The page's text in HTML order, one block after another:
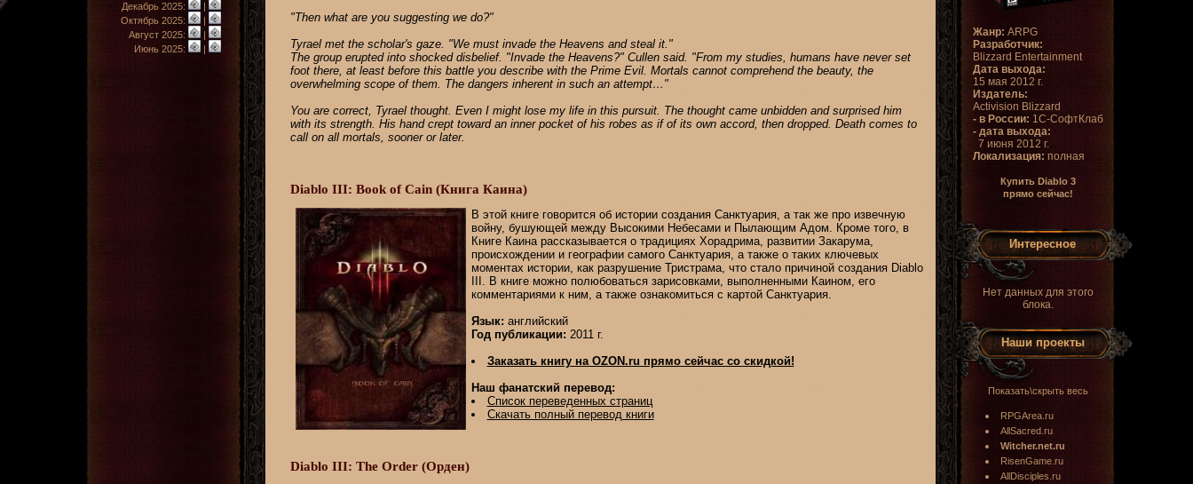
Декабрь 2025:
|
Октябрь 2025:
|
Август 2025:
|
Июнь 2025:
|
"Then what are you suggesting we do?"
Tyrael met the scholar's gaze. "We must invade the Heavens and steal it."
The group erupted into shocked disbelief. "Invade the Heavens?" Cullen said. "From my studies, humans have never set
foot there, at least before this battle you describe with the Prime Evil. Mortals cannot comprehend the beauty, the
overwhelming scope of them. The dangers inherent in such an attempt…"
You are correct, Tyrael thought. Even I might lose my life in this pursuit. The thought came unbidden and surprised him
with its strength. His hand crept toward an inner pocket of his robes as if of its own accord, then dropped. Death comes to
call on all mortals, sooner or later.
Diablo III: Book of Cain (Книга Каина)
В этой книге говорится об истории создания Санктуария, а так же про извечную
войну, бушующей между Высокими Небесами и Пылающим Адом. Кроме того, в
Книге Каина рассказывается о традициях Хорадрима, развитии Закарума,
происхождении и географии самого Санктуария, а также о таких ключевых
моментах истории, как разрушение Тристрама, что стало причиной создания Diablo
III. В книге можно полюбоваться зарисовками, выполненными Каином, его
комментариями к ним, а также ознакомиться с картой Санктуария.
Язык: английский
Год публикации: 2011 г.
Заказать книгу на OZON.ru прямо сейчас со скидкой!
Наш фанатский перевод:
Список переведенных страниц
Скачать полный перевод книги
Diablo III: The Order (Орден)
Жанр: ARPG
Разработчик:
Blizzard Entertainment
Дата выхода:
15 мая 2012 г.
Издатель:
Activision Blizzard
- в России: 1С-СофтКлаб
- дата выхода:
7 июня 2012 г.
Локализация: полная
Купить Diablo 3
прямо сейчас!
Интересное
Нет данных для этого
блока.
Наши проекты
Показать\скрыть весь
RPGArea.ru
AllSacred.ru
Witcher.net.ru
RisenGame.ru
AllDisciples.ru